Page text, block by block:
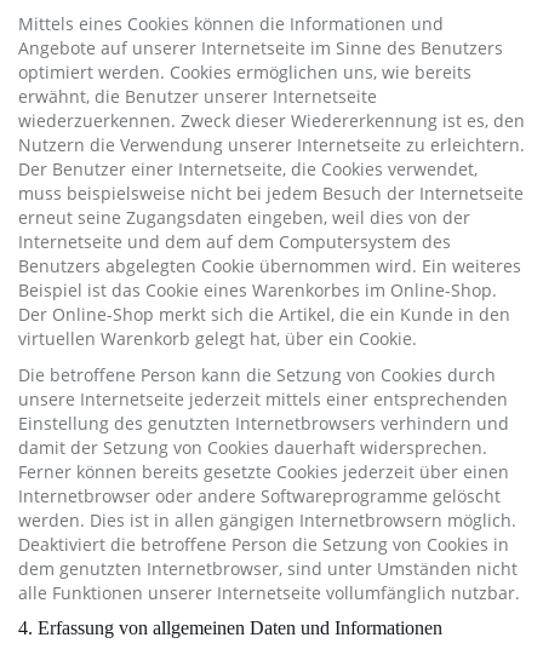
Mittels eines Cookies können die Informationen und
Angebote auf unserer Internetseite im Sinne des Benutzers
optimiert werden. Cookies ermöglichen uns, wie bereits
erwähnt, die Benutzer unserer Internetseite
wiederzuerkennen. Zweck dieser Wiedererkennung ist es, den
Nutzern die Verwendung unserer Internetseite zu erleichtern.
Der Benutzer einer Internetseite, die Cookies verwendet,
muss beispielsweise nicht bei jedem Besuch der Internetseite
erneut seine Zugangsdaten eingeben, weil dies von der
Internetseite und dem auf dem Computersystem des
Benutzers abgelegten Cookie übernommen wird. Ein weiteres
Beispiel ist das Cookie eines Warenkorbes im Online-Shop.
Der Online-Shop merkt sich die Artikel, die ein Kunde in den
virtuellen Warenkorb gelegt hat, über ein Cookie.
Die betroffene Person kann die Setzung von Cookies durch
unsere Internetseite jederzeit mittels einer entsprechenden
Einstellung des genutzten Internetbrowsers verhindern und
damit der Setzung von Cookies dauerhaft widersprechen.
Ferner können bereits gesetzte Cookies jederzeit über einen
Internetbrowser oder andere Softwareprogramme gelöscht
werden. Dies ist in allen gängigen Internetbrowsern möglich.
Deaktiviert die betroffene Person die Setzung von Cookies in
dem genutzten Internetbrowser, sind unter Umständen nicht
alle Funktionen unserer Internetseite vollumfänglich nutzbar.
4. Erfassung von allgemeinen Daten und Informationen